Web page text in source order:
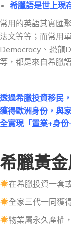
希臘語是世上現
常用的英語其實匯
法文等等；而常用
Democracy、恐龍
等 ， 都是來自希臘
透過希臘投資移民
獲得歐洲身份，與
全實現「置業+身份
希臘黃金
在希臘投資一套
全家三代一同獲
物業屬永久產權